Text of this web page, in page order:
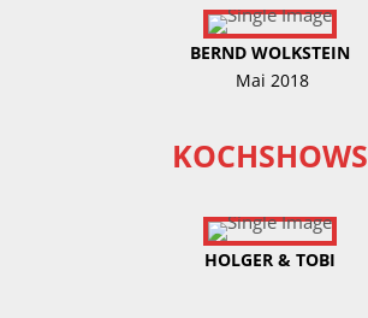
BERND WOLKSTEIN
Mai 2018
KOCHSHOWS
HOLGER & TOBI